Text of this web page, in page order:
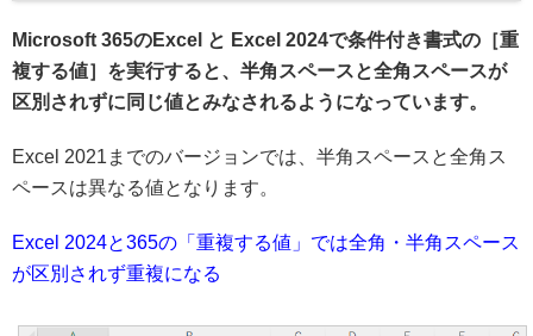
Microsoft 365のExcel と Excel 2024で条件付き書式の［重
複する値］を実行すると、 半角スペースと全角スペースが
区別されずに同じ値とみなされるようになっています。
Excel 2021までのバージョンでは、半角スペースと全角ス
ペースは異なる値となります。
Excel 2024と365の「重複する値」では全角・半角スペース
が区別されず重複になる